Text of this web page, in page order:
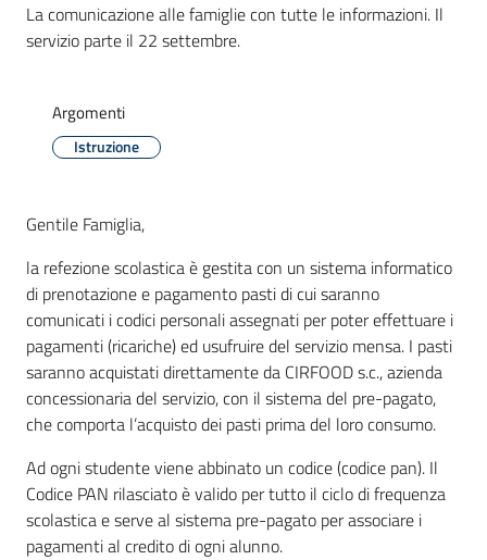
Vivere
Prenota
Appuntamento
Segnalazioni
p
a
g
o
P
A
La comunicazione alle famiglie con tutte le informazioni. Il
servizio parte il 22 settembre.
Argomenti
Istruzione
Gentile Famiglia,
la refezione scolastica è gestita con un sistema informatico
di prenotazione e pagamento pasti di cui saranno
comunicati i codici personali assegnati per poter effettuare i
pagamenti (ricariche) ed usufruire del servizio mensa. I pasti
saranno acquistati direttamente da CIRFOOD s.c., azienda
concessionaria del servizio, con il sistema del pre-pagato,
che comporta l’acquisto dei pasti prima del loro consumo.
Ad ogni studente viene abbinato un codice (codice pan). Il
Codice PAN rilasciato è valido per tutto il ciclo di frequenza
scolastica e serve al sistema pre-pagato per associare i
pagamenti al credito di ogni alunno.